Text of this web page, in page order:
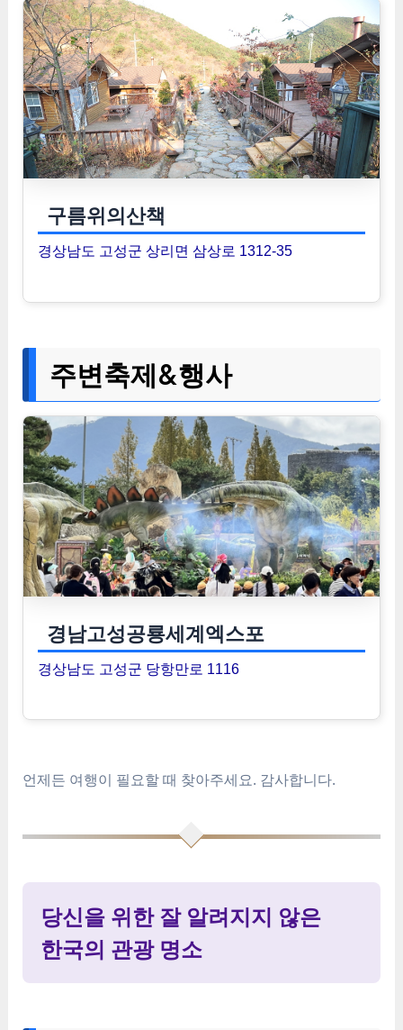
구름위의산책
경상남도 고성군 상리면 삼상로 1312-35
주변축제&행사
경남고성공룡세계엑스포
경상남도 고성군 당항만로 1116
언제든 여행이 필요할 때 찾아주세요. 감사합니다.
당신을 위한 잘 알려지지 않은
한국의 관광 명소